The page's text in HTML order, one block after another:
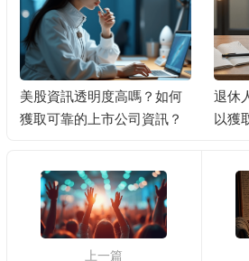
美股資訊透明度高嗎？如何
獲取可靠的上市公司資訊？
退休
以獲
上一篇